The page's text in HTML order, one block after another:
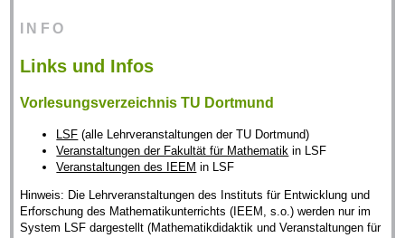
INFO
Links und Infos
Vorlesungsverzeichnis TU Dortmund
LSF (alle Lehrveranstaltungen der TU Dortmund)
Veranstaltungen der Fakultät für Mathematik in LSF
Veranstaltungen des IEEM in LSF
Hinweis: Die Lehrveranstaltungen des Instituts für Entwicklung und
Erforschung des Mathematikunterrichts (IEEM, s.o.) werden nur im
System LSF dargestellt (Mathematikdidaktik und Veranstaltungen für